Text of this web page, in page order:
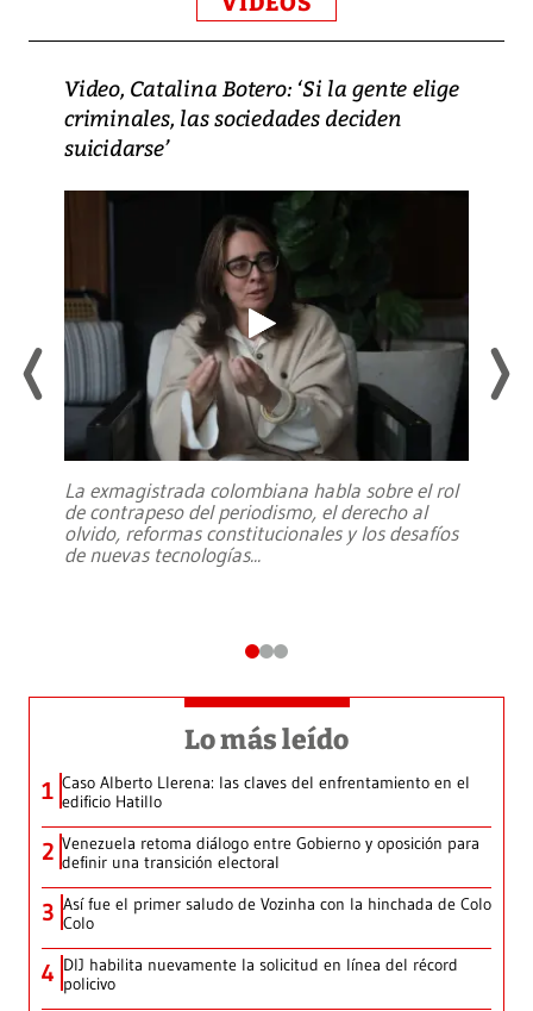
Video, Catalina Botero: ‘Si la gente elige
criminales, las sociedades deciden
suicidarse’
La exmagistrada colombiana habla sobre el rol
de contrapeso del periodismo, el derecho al
olvido, reformas constitucionales y los desafíos
de nuevas tecnologías...
Lo más leído
1 Caso Alberto Llerena: las claves del enfrentamiento en el
edificio Hatillo
2 Venezuela retoma diálogo entre Gobierno y oposición para
definir una transición electoral
3 Así fue el primer saludo de Vozinha con la hinchada de Colo
Colo
4 DIJ habilita nuevamente la solicitud en línea del récord
policivo